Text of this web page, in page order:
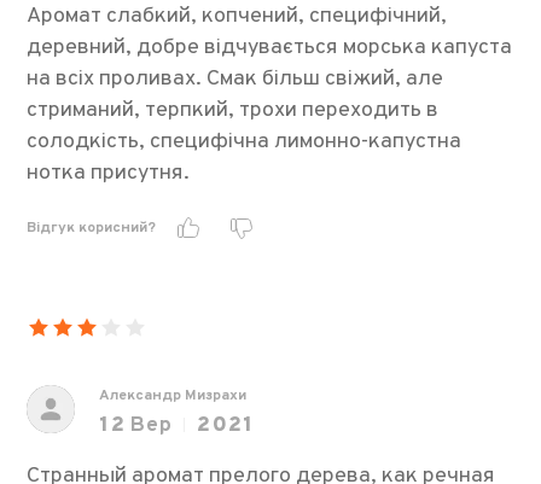
Аромат слабкий, копчений, специфічний,
деревний, добре відчувається морська капуста
на всіх проливах. Смак більш свіжий, але
стриманий, терпкий, трохи переходить в
солодкість, специфічна лимонно-капустна
нотка присутня.
Відгук корисний?
Александр Мизрахи
12 Вер
2021
Странный аромат прелого дерева, как речная